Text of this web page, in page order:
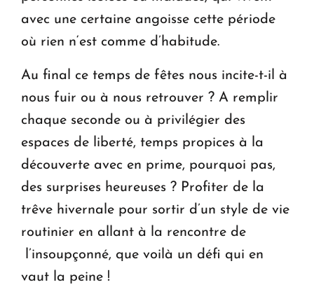
avec une certaine angoisse cette période
où rien n‘est comme d’habitude.
Au final ce temps de fêtes nous incite-t-il à
nous fuir ou à nous retrouver ? A remplir
chaque seconde ou à privilégier des
espaces de liberté, temps propices à la
découverte avec en prime, pourquoi pas,
des surprises heureuses ? Profiter de la
trêve hivernale pour sortir d’un style de vie
routinier en allant à la rencontre de
l’insoupçonné, que voilà un défi qui en
vaut la peine !